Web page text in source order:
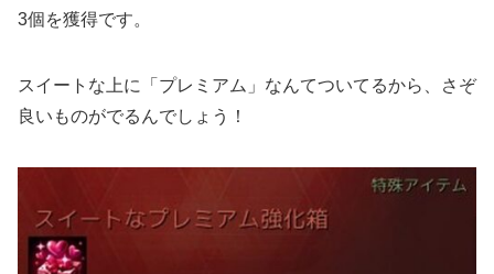
3個を獲得です。
スイートな上に「プレミアム」なんてついてるから、さぞ
良いものがでるんでしょう！